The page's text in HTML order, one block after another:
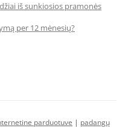
iš sunkiosios pramonės
per 12 mėnesių?
parduotuve | padangų